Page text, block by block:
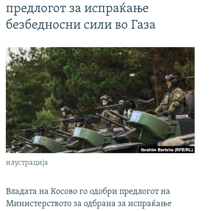
предлогот за испраќање
безбедносни сили во Газа
илустрација
Владата на Косово го одобри предлогот на
Министерството за одбрана за испраќање